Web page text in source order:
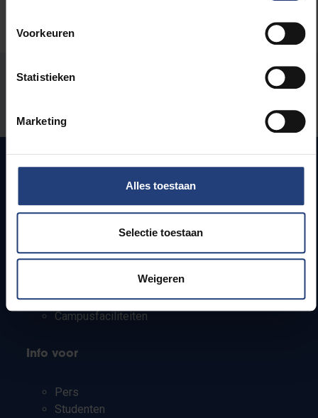
Voorkeuren
Statistieken
Marketing
Alles toestaan
Selectie toestaan
Weigeren
Stond er een fout op deze pagina?
Lesroosters
Onderzoeksgroepen
Campusfaciliteiten
Info voor
Pers
Studenten